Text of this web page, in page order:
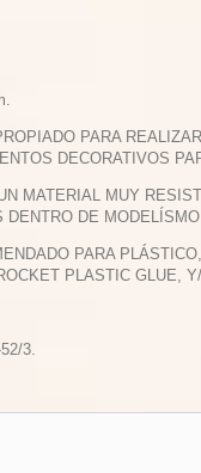
PARA
DECORATIVOS
MATERIAL MUY
DE
PARA
PLASTIC GLUE,
3.